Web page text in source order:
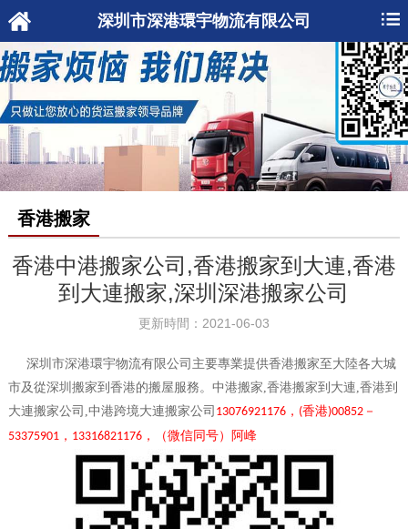
深圳市深港環宇物流有限公司
香港搬家
香港中港搬家公司,香港搬家到大連,香港
到大連搬家,深圳深港搬家公司
更新時間：2021-06-03
深圳市深港環宇物流有限公司主要專業提供香港搬家至大陸各大城
市及從深圳搬家到香港的搬屋服務。中港搬家,香港搬家到大連,香港到
大連搬家公司,中港跨境大連搬家公司 13076921176， (香港)00852－
53375901， 13316821176，（微信同号）阿峰